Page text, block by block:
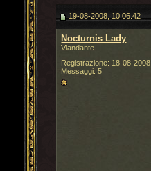
19-08-2008, 10.06.42
Nocturnis Lady
Viandante
Registrazione: 18-08-2008
Messaggi: 5